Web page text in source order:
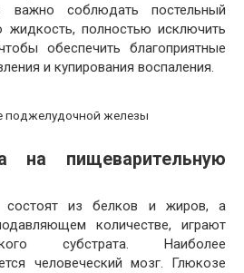
важно соблюдать постельный
жидкость, полностью исключить
обеспечить благоприятные
и купирования воспаления.
поджелудочной железы
на пищеварительную
из белков и жиров, а
количестве, играют
субстрата. Наиболее
человеческий мозг. Глюкозе